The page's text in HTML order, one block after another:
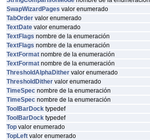
SwapWizardPages valor enumerado
TabOrder valor enumerado
TextDate valor enumerado
TextFlags nombre de la enumeración
TextFlags nombre de la enumeración
TextFormat nombre de la enumeración
TextFormat nombre de la enumeración
ThresholdAlphaDither valor enumerado
ThresholdDither valor enumerado
TimeSpec nombre de la enumeración
TimeSpec nombre de la enumeración
ToolBarDock typedef
ToolBarDock typedef
Top valor enumerado
TopLeft valor enumerado